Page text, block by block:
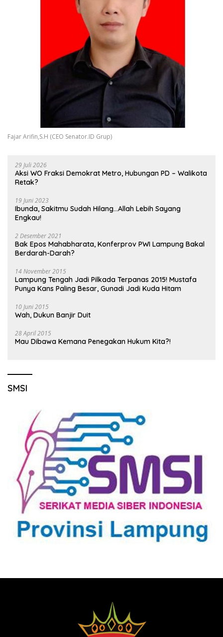
Fajar Arifin,S.H (CEO Senator.ID Grup)
29 Juli 2026
Aksi WO Fraksi Demokrat Metro, Hubungan PD – Walikota
Retak?
19 Juni 2023
Ibunda, Sakitmu Sudah Hilang…Allah Lebih Sayang
Engkau!
2 Desember 2021
Bak Epos Mahabharata, Konferprov PWI Lampung Bakal
Berdarah-Darah?
14 November 2015
Lampung Tengah Jadi Pilkada Terpanas 2015! Mustafa
Punya Kans Paling Besar, Gunadi Jadi Kuda Hitam
10 Juni 2015
Wah, Dukun Banjir Duit
28 April 2015
Mau Dibawa Kemana Penegakan Hukum Kita?!
SMSI